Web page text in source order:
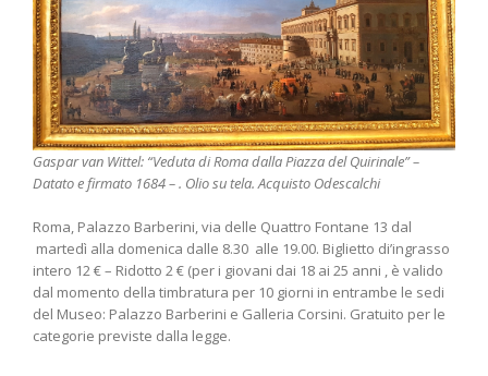
Gaspar van Wittel: “Veduta di Roma dalla Piazza del Quirinale” –
Datato e firmato 1684 – . Olio su tela. Acquisto Odescalchi
Roma, Palazzo Barberini, via delle Quattro Fontane 13 dal
martedì alla domenica dalle 8.30 alle 19.00. Biglietto di’ingrasso
intero 12 € – Ridotto 2 € (per i giovani dai 18 ai 25 anni , è valido
dal momento della timbratura per 10 giorni in entrambe le sedi
del Museo: Palazzo Barberini e Galleria Corsini. Gratuito per le
categorie previste dalla legge.